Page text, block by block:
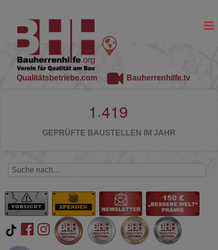
Qualitätsbetriebe.com Bauherrenhilfe.tv
1 .419
GEPRÜFTE BAUSTELLEN IM JAHR